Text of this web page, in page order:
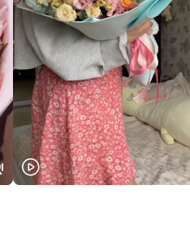
Или выберите из
Москва и МО
Нижний Новгород
Казань
Челябинск